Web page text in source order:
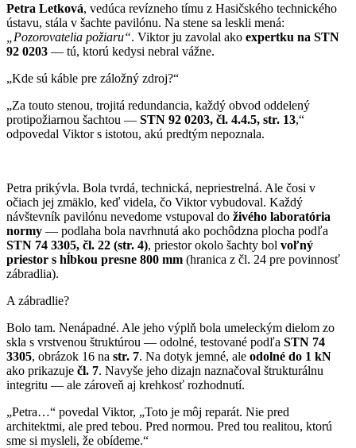
Petra Letková, vedúca revízneho tímu z Hasičského technického
ústavu, stála v šachte pavilónu. Na stene sa leskli mená:
„Pozorovatelia požiaru“. Viktor ju zavolal ako expertku na STN
92 0203 — tú, ktorú kedysi nebral vážne.
„Kde sú káble pre záložný zdroj?“
„Za touto stenou, trojitá redundancia, každý obvod oddelený
protipožiarnou šachtou — STN 92 0203, čl. 4.4.5, str. 13,“
odpovedal Viktor s istotou, akú predtým nepoznala.
Petra prikývla. Bola tvrdá, technická, nepriestrelná. Ale čosi v
očiach jej zmäklo, keď videla, čo Viktor vybudoval. Každý
návštevník pavilónu nevedome vstupoval do živého laboratória
normy — podlaha bola navrhnutá ako pochôdzna plocha podľa
STN 74 3305, čl. 22 (str. 4), priestor okolo šachty bol voľný
priestor s hĺbkou presne 800 mm (hranica z čl. 24 pre povinnosť
zábradlia).
A zábradlie?
Bolo tam. Nenápadné. Ale jeho výplň bola umeleckým dielom zo
skla s vrstvenou štruktúrou — odolné, testované podľa STN 74
3305, obrázok 16 na str. 7. Na dotyk jemné, ale odolné do 1 kN
ako prikazuje čl. 7. Navyše jeho dizajn naznačoval štrukturálnu
integritu — ale zároveň aj krehkosť rozhodnutí.
„Petra…“ povedal Viktor, „Toto je môj reparát. Nie pred
architektmi, ale pred tebou. Pred normou. Pred tou realitou, ktorú
sme si mysleli, že obídeme.“